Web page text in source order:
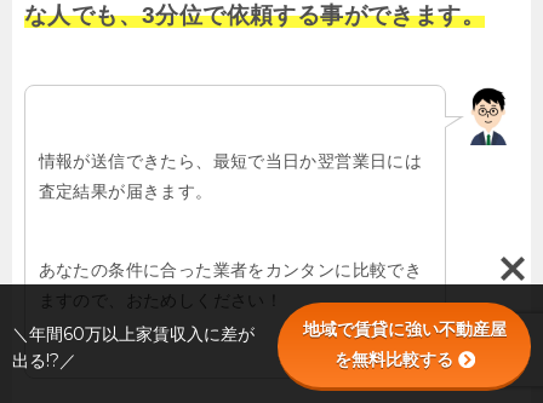
な人でも、3分位で依頼する事ができます。
情報が送信できたら、最短で当日か翌営業日には
査定結果が届きます。
あなたの条件に合った業者をカンタンに比較でき
ますので、おためしください！
＼年間60万以上家賃収入に差が
出る!?／
地域で賃貸に強い不動産屋
を無料比較する